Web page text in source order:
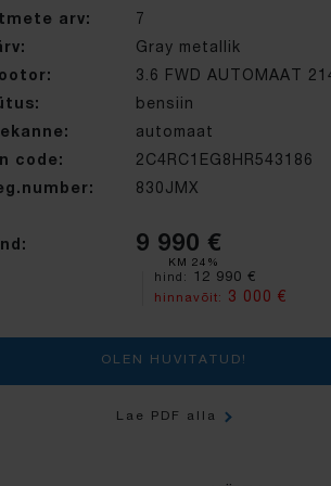
arv:
7
Gray metallik
3.6 FWD AUTOMAAT
bensiin
automaat
code:
2C4RC1EG8HR543186
830JMX
9 990 €
KM 24%
hind: 12 990 €
hinnavõit: 3 000 €
OLEN HUVITATUD!
Lae PDF alla